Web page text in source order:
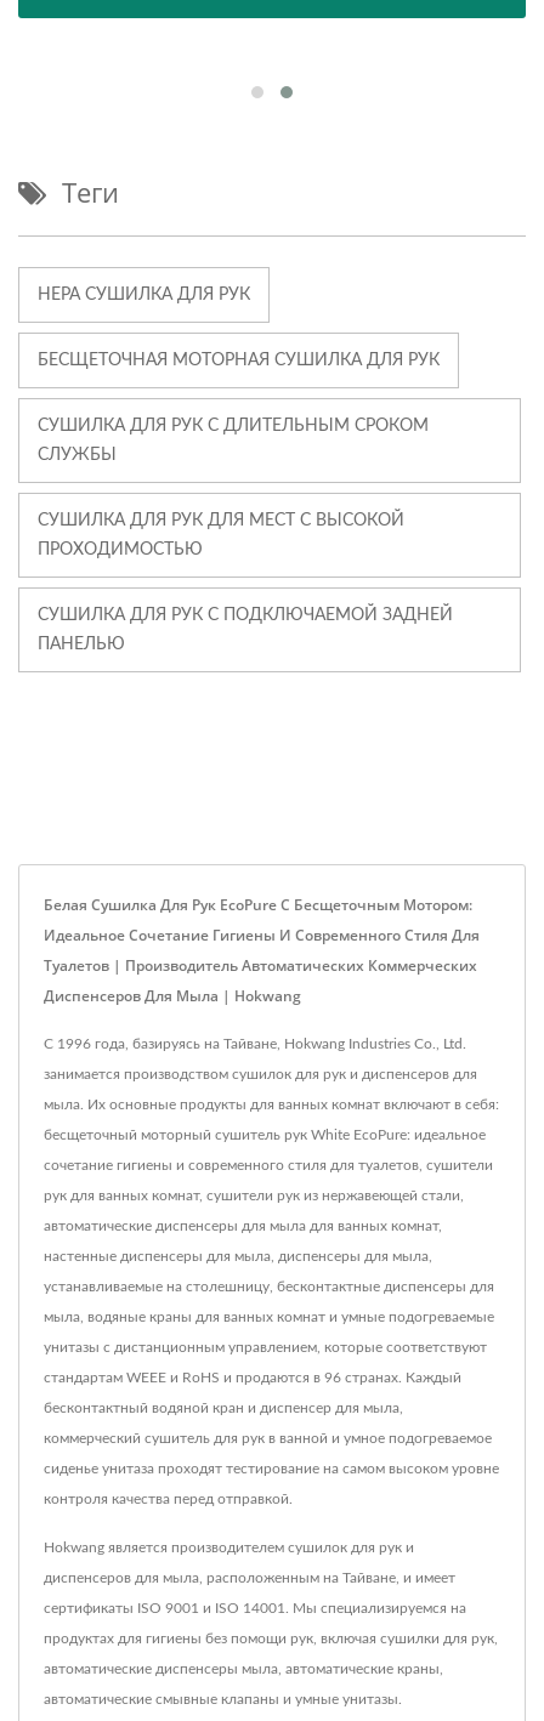
Теги
HEPA СУШИЛКА ДЛЯ РУК
БЕСЩЕТОЧНАЯ МОТОРНАЯ СУШИЛКА ДЛЯ РУК
СУШИЛКА ДЛЯ РУК С ДЛИТЕЛЬНЫМ СРОКОМ
СЛУЖБЫ
СУШИЛКА ДЛЯ РУК ДЛЯ МЕСТ С ВЫСОКОЙ
ПРОХОДИМОСТЬЮ
СУШИЛКА ДЛЯ РУК С ПОДКЛЮЧАЕМОЙ ЗАДНЕЙ
ПАНЕЛЬЮ
Белая Сушилка Для Рук EcoPure С Бесщеточным Мотором:
Идеальное Сочетание Гигиены И Современного Стиля Для
Туалетов | Производитель Автоматических Коммерческих
Диспенсеров Для Мыла | Hokwang
С 1996 года, базируясь на Тайване, Hokwang Industries Co., Ltd.
занимается производством сушилок для рук и диспенсеров для
мыла. Их основные продукты для ванных комнат включают в себя:
бесщеточный моторный сушитель рук White EcoPure: идеальное
сочетание гигиены и современного стиля для туалетов, сушители
рук для ванных комнат, сушители рук из нержавеющей стали,
автоматические диспенсеры для мыла для ванных комнат,
настенные диспенсеры для мыла, диспенсеры для мыла,
устанавливаемые на столешницу, бесконтактные диспенсеры для
мыла, водяные краны для ванных комнат и умные подогреваемые
унитазы с дистанционным управлением, которые соответствуют
стандартам WEEE и RoHS и продаются в 96 странах. Каждый
бесконтактный водяной кран и диспенсер для мыла,
коммерческий сушитель для рук в ванной и умное подогреваемое
сиденье унитаза проходят тестирование на самом высоком уровне
контроля качества перед отправкой.
Hokwang является производителем сушилок для рук и
диспенсеров для мыла, расположенным на Тайване, и имеет
сертификаты ISO 9001 и ISO 14001. Мы специализируемся на
продуктах для гигиены без помощи рук, включая сушилки для рук,
автоматические диспенсеры мыла, автоматические краны,
автоматические смывные клапаны и умные унитазы.